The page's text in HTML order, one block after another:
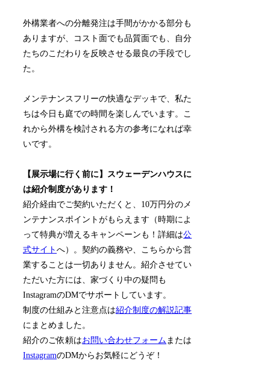
外構業者への分離発注は手間がかかる部分も
ありますが、コスト面でも品質面でも、自分
たちのこだわりを反映させる最良の手段でし
た。
メンテナンスフリーの快適なデッキで、私た
ちは今日も庭での時間を楽しんでいます。こ
れから外構を検討される方の参考になれば幸
いです。
【展示場に行く前に】スウェーデンハウスに
は紹介制度があります！
紹介経由でご契約いただくと、10万円分のメ
ンテナンスポイントがもらえます（時期によ
って特典が増えるキャンペーンも！詳細は公
式サイトへ）。契約の義務や、こちらから営
業することは一切ありません。紹介させてい
ただいた方には、家づくり中の疑問も
InstagramのDMでサポートしています。
制度の仕組みと注意点は紹介制度の解説記事
にまとめました。
紹介のご依頼はお問い合わせフォーム または
InstagramのDMからお気軽にどうぞ！